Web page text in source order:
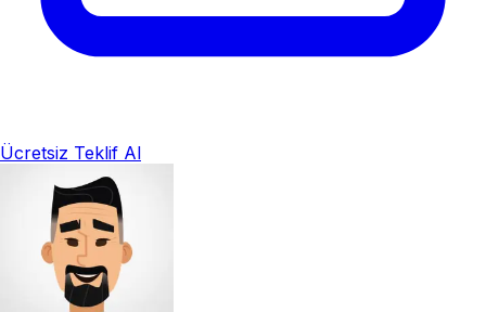
Ücretsiz Teklif Al